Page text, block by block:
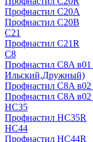
Профнастил С20А
Профнастил С20В
C21
Профнастил С21R
C8
Профнастил С8A
Ильский,Дружный)
Профнастил С8A в02
Профнастил С8A
HС35
Профнастил HC35R
НС44
Профнастил НС44R